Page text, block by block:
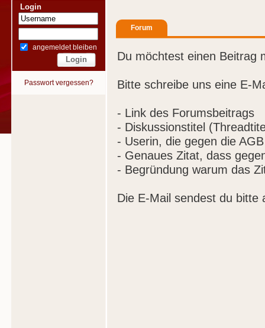
Login
angemeldet bleiben
Passwort vergessen?
Forum
Du möchtest einen Beitrag
Bitte schreibe uns eine E-
- Link des Forumsbeitrags
- Diskussionstitel
- Userin, die gegen die
- Genaues Zitat, dass
- Begründung warum das
Die E-Mail sendest du bitte